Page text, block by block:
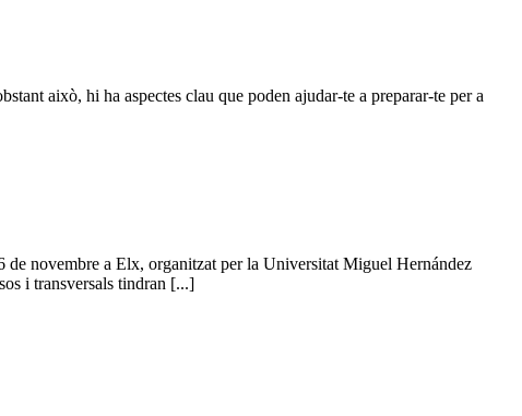
això, hi ha aspectes clau que poden ajudar-te a preparar-te per a
novembre a Elx, organitzat per la Universitat Miguel Hernández
i transversals tindran [...]